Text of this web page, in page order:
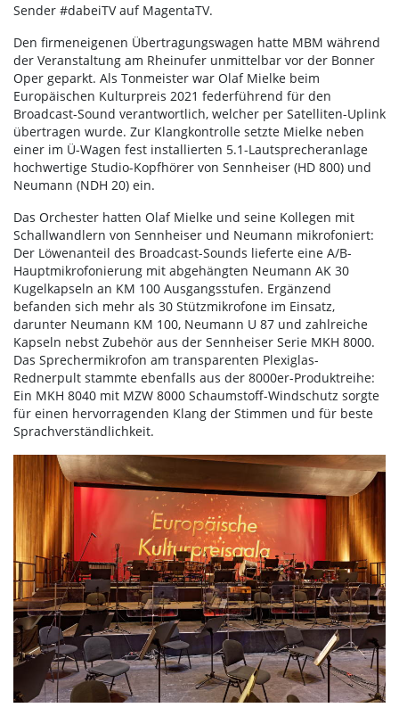
Sender #dabeiTV auf MagentaTV.
Den firmeneigenen Übertragungswagen hatte MBM während
der Veranstaltung am Rheinufer unmittelbar vor der Bonner
Oper geparkt. Als Tonmeister war Olaf Mielke beim
Europäischen Kulturpreis 2021 federführend für den
Broadcast-Sound verantwortlich, welcher per Satelliten-Uplink
übertragen wurde. Zur Klangkontrolle setzte Mielke neben
einer im Ü-Wagen fest installierten 5.1-Lautsprecheranlage
hochwertige Studio-Kopfhörer von Sennheiser (HD 800) und
Neumann (NDH 20) ein.
Das Orchester hatten Olaf Mielke und seine Kollegen mit
Schallwandlern von Sennheiser und Neumann mikrofoniert:
Der Löwenanteil des Broadcast-Sounds lieferte eine A/B-
Hauptmikrofonierung mit abgehängten Neumann AK 30
Kugelkapseln an KM 100 Ausgangsstufen. Ergänzend
befanden sich mehr als 30 Stützmikrofone im Einsatz,
darunter Neumann KM 100, Neumann U 87 und zahlreiche
Kapseln nebst Zubehör aus der Sennheiser Serie MKH 8000.
Das Sprechermikrofon am transparenten Plexiglas-
Rednerpult stammte ebenfalls aus der 8000er-Produktreihe:
Ein MKH 8040 mit MZW 8000 Schaumstoff-Windschutz sorgte
für einen hervorragenden Klang der Stimmen und für beste
Sprachverständlichkeit.